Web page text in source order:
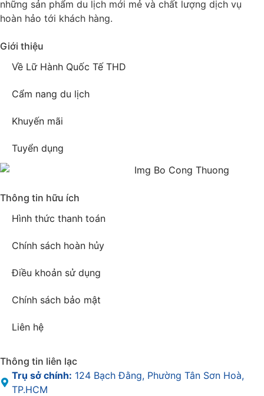
những sản phẩm du lịch mới mẻ và chất lượng dịch vụ
hoàn hảo tới khách hàng.
Giới thiệu
Về Lữ Hành Quốc Tế THD
Cẩm nang du lịch
Khuyến mãi
Tuyển dụng
Thông tin hữu ích
Hình thức thanh toán
Chính sách hoàn hủy
Điều khoản sử dụng
Chính sách bảo mật
Liên hệ
Thông tin liên lạc
Trụ sở chính: 124 Bạch Đằng, Phường Tân Sơn Hoà,
TP.HCM